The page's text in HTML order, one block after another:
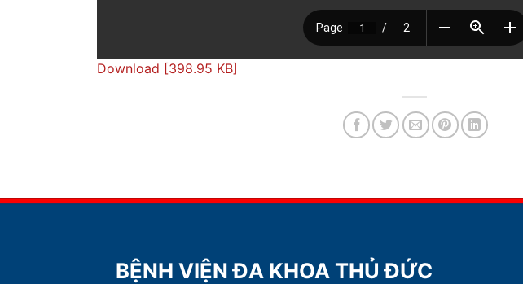
Download [398.95 KB]
BỆNH VIỆN ĐA KHOA THỦ ĐỨC